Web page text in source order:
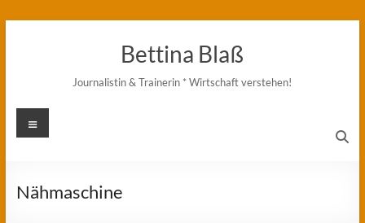
Bettina Blaß
Journalistin & Trainerin * Wirtschaft verstehen!
Menü
Nähmaschine